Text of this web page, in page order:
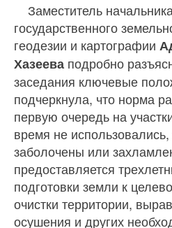
Заместитель
государственного
геодезии и картографии
Хазеева подробно
заседания ключевые
подчеркнула, что норма
первую очередь на
время не
заболочены или
предоставляется
подготовки земли к
очистки территории,
осушения и других